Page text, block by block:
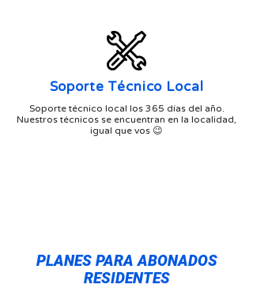
PLANES PARA ABONADOS
RESIDENTES
Soporte Técnico Local
Soporte técnico local los 365 días del año.
Nuestros técnicos se encuentran en la localidad,
igual que vos 😉